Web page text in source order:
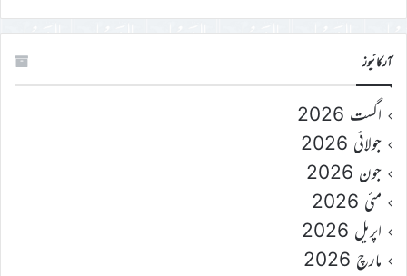
آرکائیوز
اگست 2026
جولائی 2026
جون 2026
مئی 2026
اپریل 2026
مارچ 2026